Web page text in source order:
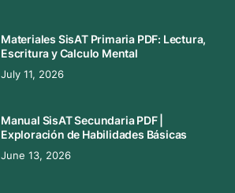
Materiales SisAT Primaria PDF: Lectura,
Escritura y Calculo Mental
July 11, 2026
Manual SisAT Secundaria PDF |
Exploración de Habilidades Básicas
June 13, 2026